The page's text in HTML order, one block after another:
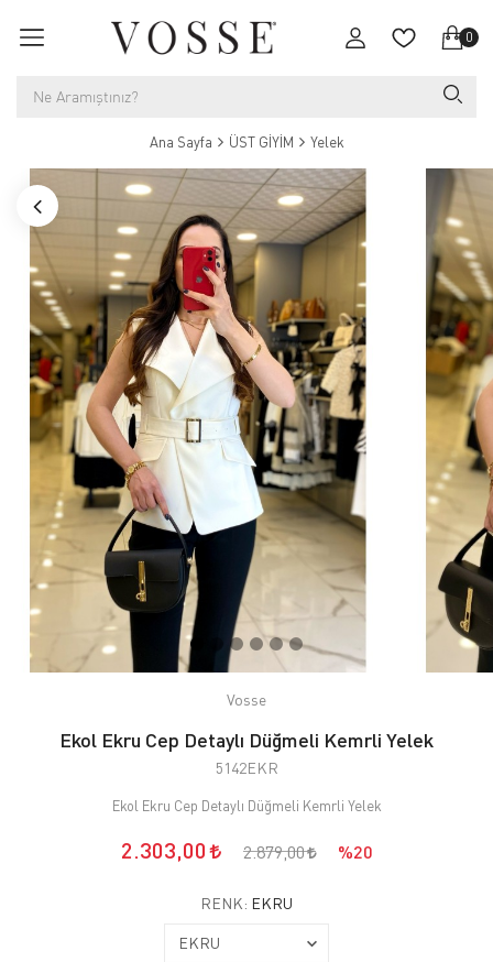
0
Ana Sayfa ÜST GİYİM Yelek
Vosse
Ekol Ekru Cep Detaylı Düğmeli Kemrli Yelek
5142EKR
Ekol Ekru Cep Detaylı Düğmeli Kemrli Yelek
2.303,00 2.879,00 %20
RENK: EKRU